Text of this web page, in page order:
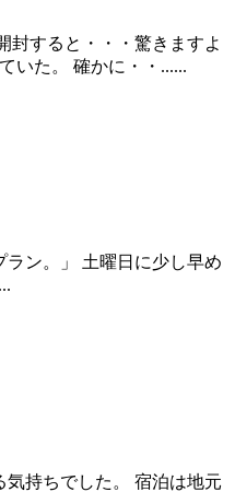
封すると・・・驚きますよ
いた。 確かに・・......
ン。」 土曜日に少し早め
持ちでした。 宿泊は地元